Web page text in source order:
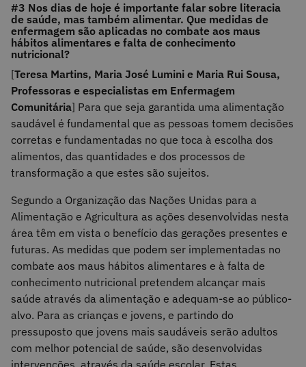
#3 Nos dias de hoje é importante falar sobre literacia
de saúde, mas também alimentar. Que medidas de
enfermagem são aplicadas no combate aos maus
hábitos alimentares e falta de conhecimento
nutricional?
[Teresa Martins, Maria José Lumini e Maria Rui Sousa,
Professoras e especialistas em Enfermagem
Comunitária] Para que seja garantida uma alimentação
saudável é fundamental que as pessoas tomem decisões
corretas e fundamentadas no que toca à escolha dos
alimentos, das quantidades e dos processos de
transformação a que estes são sujeitos.
Segundo a Organização das Nações Unidas para a
Alimentação e Agricultura as ações desenvolvidas nesta
área têm em vista o benefício das gerações presentes e
futuras. As medidas que podem ser implementadas no
combate aos maus hábitos alimentares e à falta de
conhecimento nutricional pretendem alcançar mais
saúde através da alimentação e adequam-se ao público-
alvo. Para as crianças e jovens, e partindo do
pressuposto que jovens mais saudáveis serão adultos
com melhor potencial de saúde, são desenvolvidas